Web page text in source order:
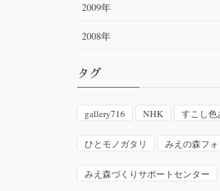
2009年
2008年
タグ
gallery716 NHK すこし色
ひとモノガタリ みえの森フ
みえ森づくりサポートセンター